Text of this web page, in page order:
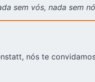
sem vós, nada sem
nós te